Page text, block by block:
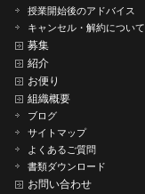
授業開始後のアドバイス
キャンセル・解約について
募集
紹介
お便り
組織概要
ブログ
サイトマップ
よくあるご質問
書類ダウンロード
お問い合わせ